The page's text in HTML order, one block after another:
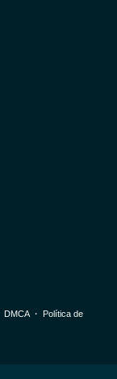
DMCA・ Política de